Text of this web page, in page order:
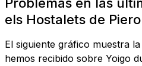
Problemas en las
els Hostalets de
El siguiente gráfico muestra
hemos recibido sobre Yoigo